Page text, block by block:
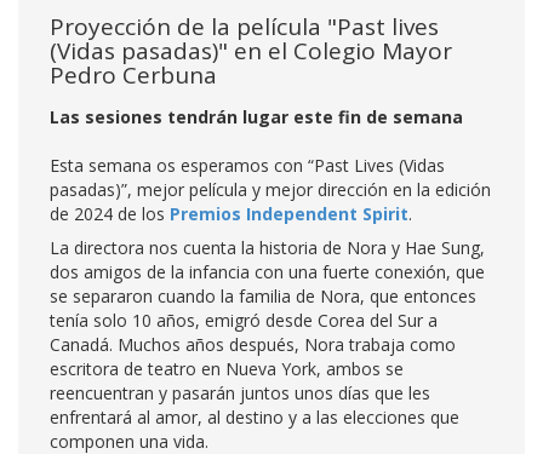
Proyección de la película "Past lives
(Vidas pasadas)" en el Colegio Mayor
Pedro Cerbuna
Las sesiones tendrán lugar este fin de semana
Esta semana os esperamos con “Past Lives (Vidas
pasadas)”, mejor película y mejor dirección en la edición
de 2024 de los Premios Independent Spirit.
La directora nos cuenta la historia de Nora y Hae Sung,
dos amigos de la infancia con una fuerte conexión, que
se separaron cuando la familia de Nora, que entonces
tenía solo 10 años, emigró desde Corea del Sur a
Canadá. Muchos años después, Nora trabaja como
escritora de teatro en Nueva York, ambos se
reencuentran y pasarán juntos unos días que les
enfrentará al amor, al destino y a las elecciones que
componen una vida.